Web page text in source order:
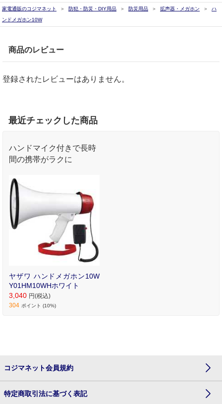
家電通販のコジマネット 防犯・防災・DIY用品 防災用品 拡声器・メガホン
ハ
ンドメガホン10W
商品のレビュー
登録されたレビューはありません。
最近チェックした商品
ハンドマイク付きで長時
間の携帯がラクに
ヤザワ ハンドメガホン10W
Y01HM10WHホワイト
3,040 円(税込)
304 ポイント (10%)
コジマネット会員規約
特定商取引法に基づく表記